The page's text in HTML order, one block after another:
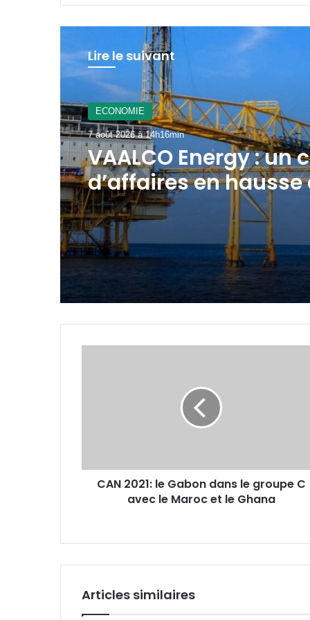
Lire le suivant
ECONOMIE
7 août 2026 à 14h16min
VAALCO Energy : un
d’affaires en hausse
au 2ème trimestre
A La Une
7 août 2026 à 12h21min
Gabon : le
mobilisé pour la
concrétisation du
mégaprojet de Fer de
Baniaka
avec
CAN 2021: le Gabon dans le groupe C
avec le Maroc et le Ghana
Articles similaires